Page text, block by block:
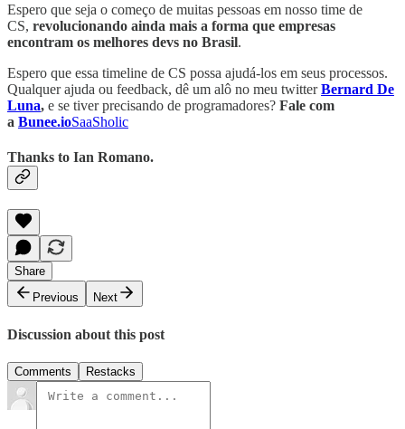
Espero que seja o começo de muitas pessoas em nosso time de
CS, revolucionando ainda mais a forma que empresas
encontram os melhores devs no Brasil.
Espero que essa timeline de CS possa ajudá-los em seus processos.
Qualquer ajuda ou feedback, dê um alô no meu twitterBernard De
Luna, e se tiver precisando de programadores? Fale com
a Bunee.ioSaaSholic
Thanks to Ian Romano.
Share
Previous
Next
Discussion about this post
Comments Restacks